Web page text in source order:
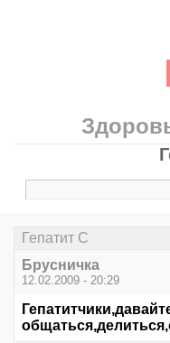
Гепатит С
Брусничка
12.02.2009 - 20:29